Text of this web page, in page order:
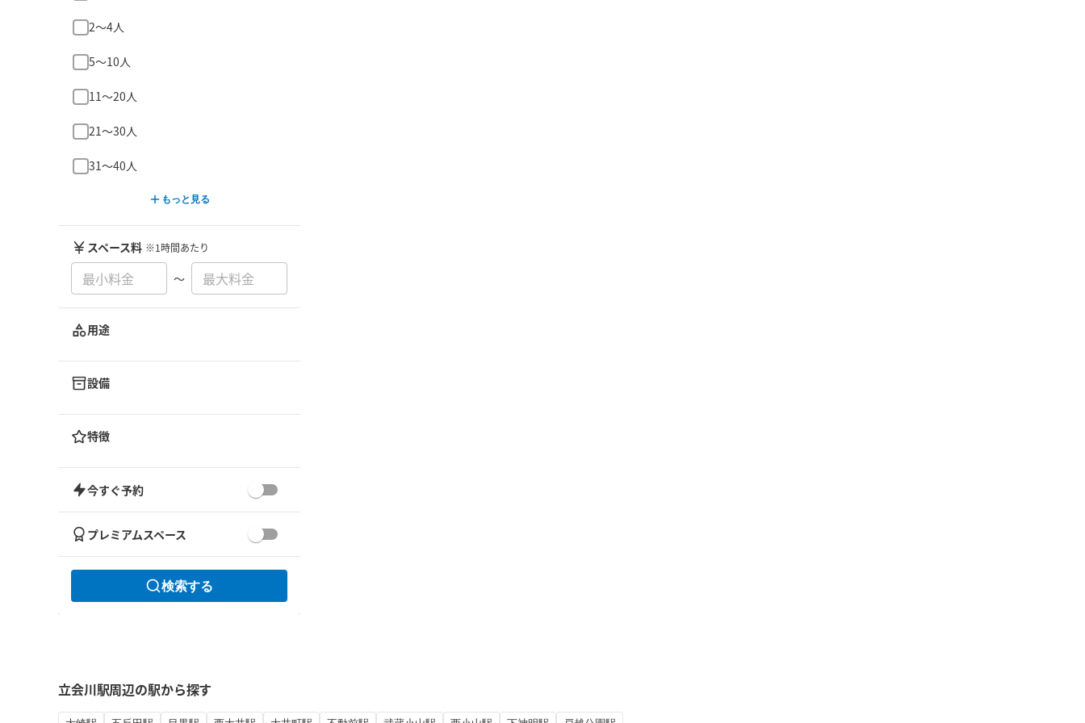
2〜4人
5〜10人
11〜20人
21〜30人
31〜40人
もっと見る
スペース料 ※1時間あたり
〜
用途
設備
特徴
今すぐ予約
プレミアムスペース
検索する
立会川駅周辺の駅から探す